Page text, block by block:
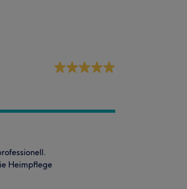
Heimpflege